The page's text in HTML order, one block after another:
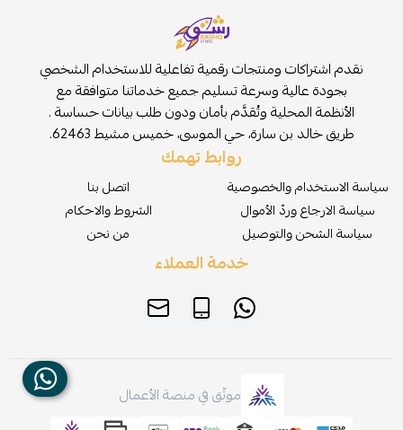
نقدم اشتراكات ومنتجات رقمية تفاعلية للاستخدام الشخصي
بجودة عالية وسرعة تسليم جميع خدماتنا متوافقة مع
الأنظمة المحلية وتُقدَّم بأمان ودون طلب بيانات حساسة .
طريق خالد بن سارة، حي الموسى، خميس مشيط 62463.
روابط تهمك
سياسة الاستخدام والخصوصية
سياسة الارجاع وردّ الأموال
سياسة الشحن والتوصيل
اتصل بنا
الشروط والاحكام
من نحن
خدمة العملاء
موثّق في منصة الأعمال